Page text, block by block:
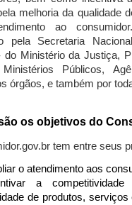
melhoria da qualidade
ao
pela Secretaria
do Ministério da Justiça,
Públicos,
órgãos, e também por
os objetivos do
tem entre seus
o atendimento aos
a
de produtos,